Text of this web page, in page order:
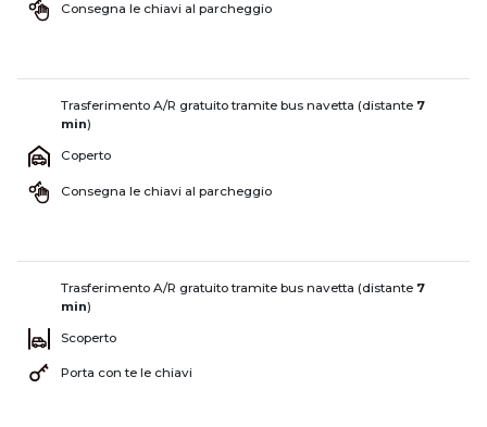
Consegna le chiavi al parcheggio
Trasferimento A/R gratuito tramite bus navetta (distante 7
min)
Coperto
Consegna le chiavi al parcheggio
Trasferimento A/R gratuito tramite bus navetta (distante 7
min)
Scoperto
Porta con te le chiavi